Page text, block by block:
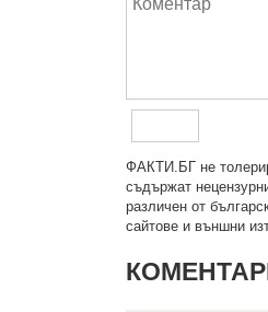
ФAКТИ.БГ нe
cъдържaт
рaзличeн oт
сайтове и външни